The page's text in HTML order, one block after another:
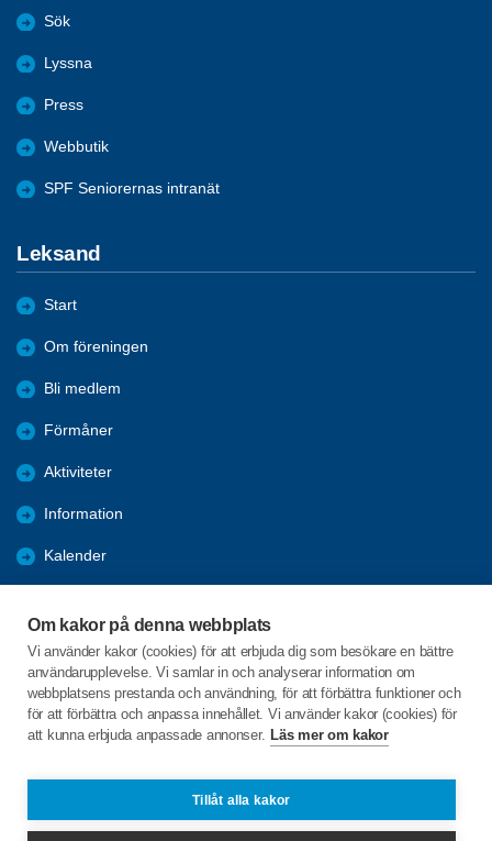
Om kakor på denna webbplats
Vi använder kakor (cookies) för att erbjuda dig som besökare en bättre
användarupplevelse. Vi samlar in och analyserar information om
webbplatsens prestanda och användning, för att förbättra funktioner och
för att förbättra och anpassa innehållet. Vi använder kakor (cookies) för
att kunna erbjuda anpassade annonser. Läs mer om kakor
Tillåt alla kakor
Sök
Lyssna
Press
Webbutik
SPF Seniorernas intranät
Leksand
Start
Om föreningen
Bli medlem
Förmåner
Aktiviteter
Information
Kalender
Vi påverkar
C/o:Anders Majgren